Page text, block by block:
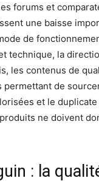
forums et
une baisse
de
technique, la
les contenus de
permettant de
et le
ne doivent
: la